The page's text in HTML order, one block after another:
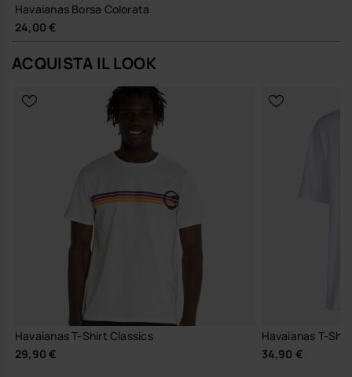
Havaianas Borsa Colorata
24,00 €
ACQUISTA IL LOOK
Havaianas T-Shirt Classics
29,90 €
Havaianas T-
34,90 €